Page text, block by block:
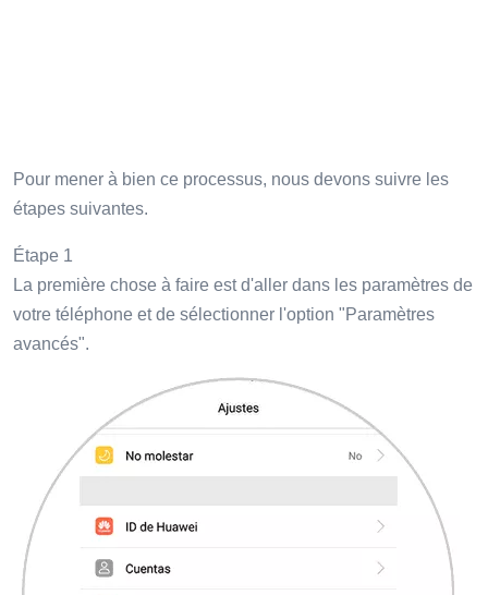
Pour mener à bien ce processus, nous devons suivre les
étapes suivantes.
Étape 1
La première chose à faire est d'aller dans les paramètres de
votre téléphone et de sélectionner l'option "Paramètres
avancés".